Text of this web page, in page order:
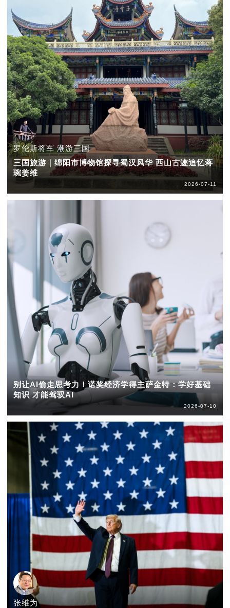
罗伦斯将军 潮游三国
三国旅游｜绵阳市博物馆探寻蜀汉风华 西山古迹追忆蒋
琬姜维
2026-07-11
别让AI偷走思考力！诺奖经济学得主萨金特：学好基础
知识 才能驾驭AI
2026-07-10
张维为